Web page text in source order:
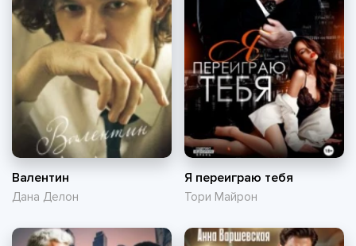
Валентин
Дана Делон
Я переиграю тебя
Тори Майрон